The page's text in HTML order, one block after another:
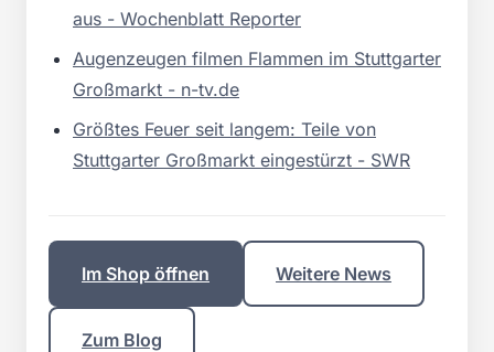
aus - Wochenblatt Reporter
Augenzeugen filmen Flammen im Stuttgarter
Großmarkt - n-tv.de
Größtes Feuer seit langem: Teile von
Stuttgarter Großmarkt eingestürzt - SWR
Im Shop öffnen Weitere News
Zum Blog